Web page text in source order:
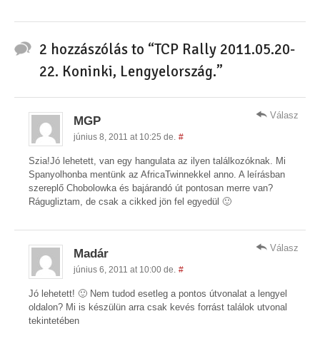
2 hozzászólás to “TCP Rally 2011.05.20-
22. Koninki, Lengyelország.”
MGP
június 8, 2011 at 10:25 de. #
Szia!Jó lehetett, van egy hangulata az ilyen találkozóknak. Mi
Spanyolhonba mentünk az AfricaTwinnekkel anno. A leírásban
szereplő Chobolowka és bajárandó út pontosan merre van?
Rágugliztam, de csak a cikked jön fel egyedül 🙂
Válasz
Madár
június 6, 2011 at 10:00 de. #
Jó lehetett! 🙂 Nem tudod esetleg a pontos útvonalat a lengyel
oldalon? Mi is készülün arra csak kevés forrást találok utvonal
tekintetében
Válasz